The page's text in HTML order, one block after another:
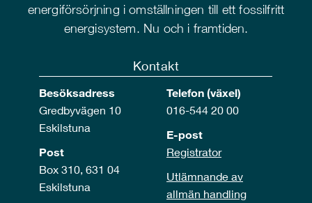
energiförsörjning i omställningen till ett fossilfritt
energisystem. Nu och i framtiden.
Kontakt
Besöksadress
Gredbyvägen 10
Eskilstuna
Post
Box 310, 631 04
Eskilstuna
Telefon (växel)
016-544 20 00
E-post
Registrator
Utlämnande av
allmän handling